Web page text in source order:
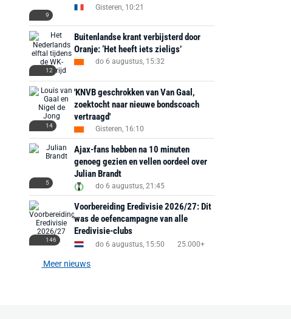
9
Gisteren, 10:21
12
Buitenlandse krant verbijsterd door
Oranje: ‘Het heeft iets zieligs’
do 6 augustus, 15:32
14
'KNVB geschrokken van Van Gaal,
zoektocht naar nieuwe bondscoach
vertraagd'
Gisteren, 16:10
5
Ajax-fans hebben na 10 minuten
genoeg gezien en vellen oordeel over
Julian Brandt
do 6 augustus, 21:45
146
Voorbereiding Eredivisie 2026/27: Dit
was de oefencampagne van alle
Eredivisie-clubs
do 6 augustus, 15:50 25.000+
Meer nieuws